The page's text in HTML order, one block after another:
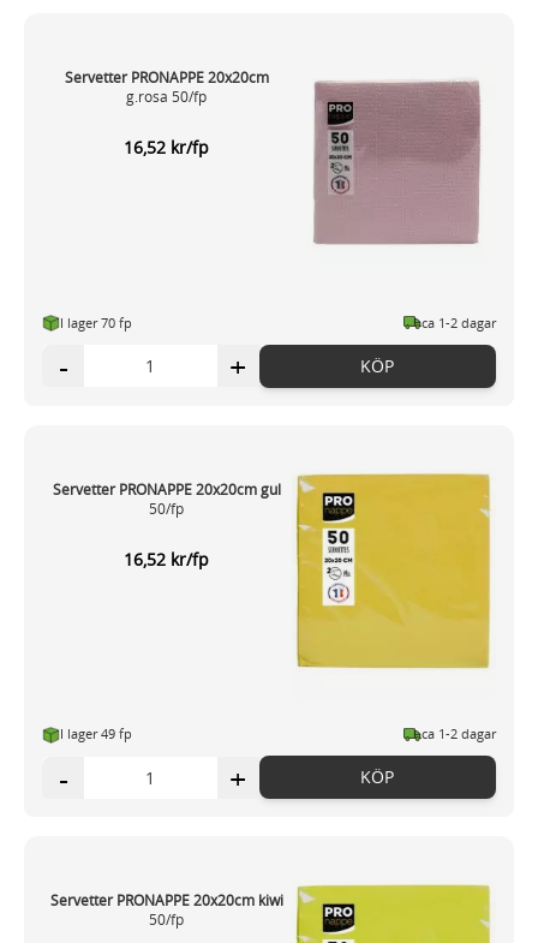
Servetter PRONAPPE 20x20cm
g.rosa 50/fp
16,52 kr/fp
I lager 70 fp ca 1-2 dagar
- + KÖP
Servetter PRONAPPE 20x20cm gul
50/fp
16,52 kr/fp
I lager 49 fp ca 1-2 dagar
- + KÖP
Servetter PRONAPPE 20x20cm kiwi
50/fp